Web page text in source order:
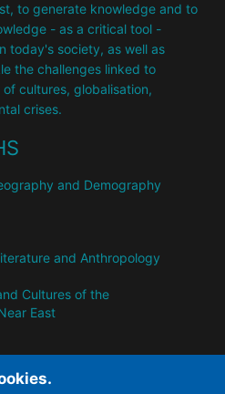
to generate knowledge and to
- as a critical tool -
today's society, as well as
the challenges linked to
cultures, globalisation,
crises.
and Demography
and Anthropology
Cultures of the
East
and Goods